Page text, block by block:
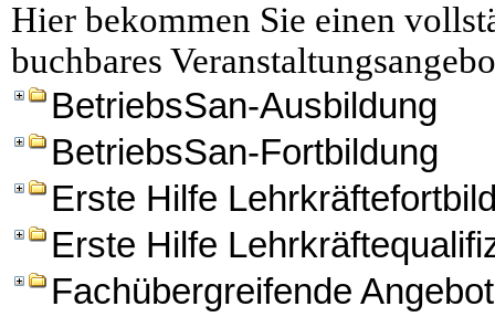
Hier bekommen Sie einen
buchbares
BetriebsSan-Ausbildung
BetriebsSan-Fortbildung
Erste Hilfe
Erste Hilfe
Fachübergreifende